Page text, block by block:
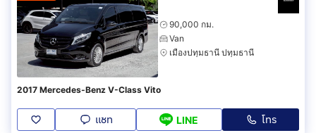
90,000 กม.
Van
เมืองปทุมธานี ปทุมธานี
2017 Mercedes-Benz V-Class Vito
แชท LINE โทร